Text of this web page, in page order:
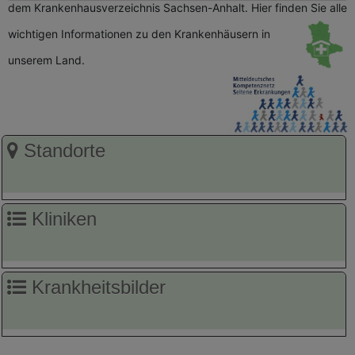
dem Krankenhausverzeichnis Sachsen-Anhalt. Hier finden Sie alle
wichtigen Informationen zu den Krankenhäusern in
unserem Land.
Standorte
Kliniken
Krankheitsbilder